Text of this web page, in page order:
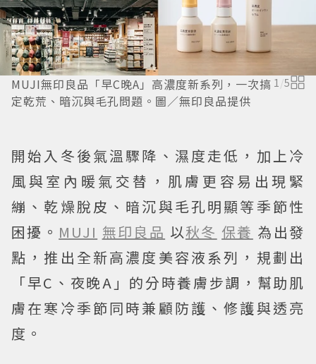
MUJI無印良品「早C晚A」高濃度新系列，一次搞
定乾荒、暗沉與毛孔問題。圖／無印良品提供
1 /5
開始入冬後氣溫驟降、濕度走低，加上冷
風與室內暖氣交替，肌膚更容易出現緊
繃、乾燥脫皮、暗沉與毛孔明顯等季節性
困擾。 MUJI 無印良品 以秋冬 保養 為出發
點，推出全新高濃度美容液系列，規劃出
「早C、夜晚A」的分時養膚步調，幫助肌
膚在寒冷季節同時兼顧防護、修護與透亮
度。